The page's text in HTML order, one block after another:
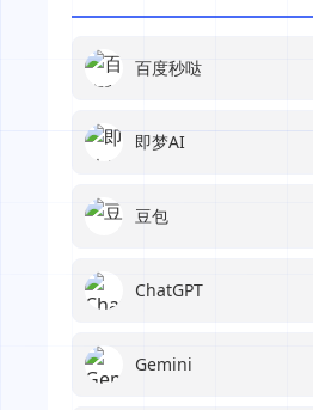
百度秒哒
即梦AI
豆包
ChatGPT
Gemini